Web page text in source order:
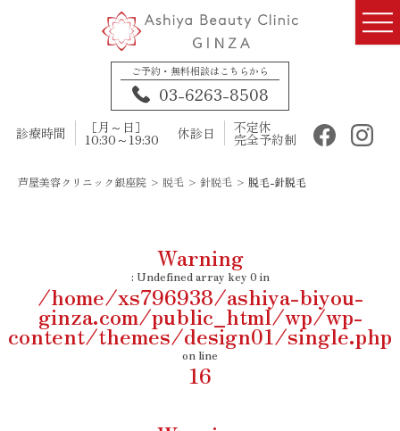
ご予約・無料相談はこちらから
03-6263-8508
診療時間 ［月～日］
10:30～19:30 休診日 不定休
完全予約制
芦屋美容クリニック銀座院 > 脱毛 > 針脱毛 > 脱毛-針脱毛
Warning
: Undefined array key 0 in
/home/xs796938/ashiya-biyou-
ginza.com/public_html/wp/wp-
content/themes/design01/single.php
on line
16